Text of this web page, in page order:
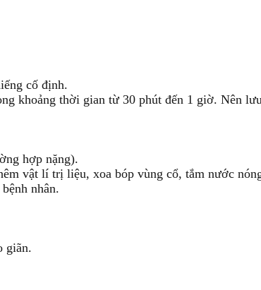
cố định.
khoảng thời gian từ 30 phút đến 1 giờ. Nên
hợp nặng).
vật lí trị liệu, xoa bóp vùng cổ, tắm nước
nhân.
giãn.